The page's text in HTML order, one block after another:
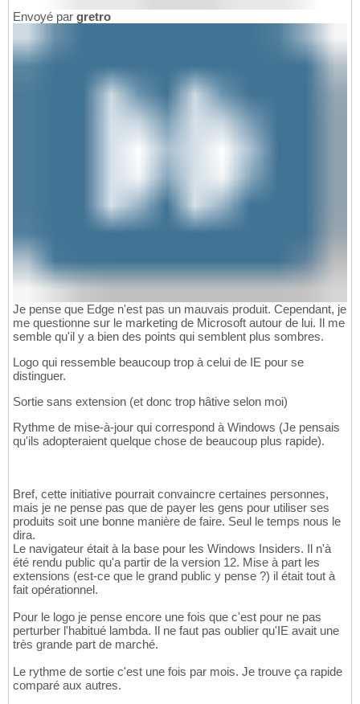
Envoyé par gretro
Je pense que Edge n'est pas un mauvais produit. Cependant, je
me questionne sur le marketing de Microsoft autour de lui. Il me
semble qu'il y a bien des points qui semblent plus sombres.
Logo qui ressemble beaucoup trop à celui de IE pour se
distinguer.
Sortie sans extension (et donc trop hâtive selon moi)
Rythme de mise-à-jour qui correspond à Windows (Je pensais
qu'ils adopteraient quelque chose de beaucoup plus rapide).
Bref, cette initiative pourrait convaincre certaines personnes,
mais je ne pense pas que de payer les gens pour utiliser ses
produits soit une bonne manière de faire. Seul le temps nous le
dira.
Le navigateur était à la base pour les Windows Insiders. Il n'à
été rendu public qu'a partir de la version 12. Mise à part les
extensions (est-ce que le grand public y pense ?) il était tout à
fait opérationnel.
Pour le logo je pense encore une fois que c'est pour ne pas
perturber l'habitué lambda. Il ne faut pas oublier qu'IE avait une
très grande part de marché.
Le rythme de sortie c'est une fois par mois. Je trouve ça rapide
comparé aux autres.